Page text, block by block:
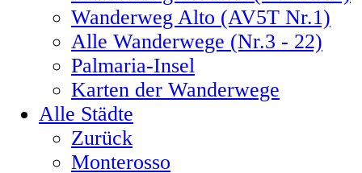
Wanderweg Alto (AV5T Nr.1)
Alle Wanderwege (Nr.3 - 22)
Palmaria-Insel
Karten der Wanderwege
Alle Städte
Zurück
Monterosso